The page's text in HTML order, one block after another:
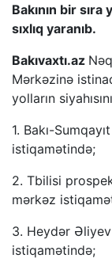
Bakının bir
sıxlıq yaranıb.
Bakıvaxtı.az
Mərkəzinə
yolların
1. Bakı-
istiqamətində;
2. Tbilisi
mərkəz
3. Heydər
istiqamətində;